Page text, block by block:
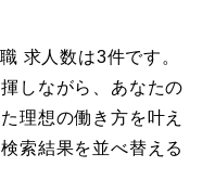
求人数は3件です。
しながら、あなたの
理想の働き方を叶え
索結果を並べ替える